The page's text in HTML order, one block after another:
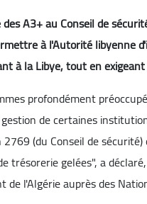
A3+ au Conseil de
à l'Autorité libyenne
à la Libye, tout en
profondément
de certaines
(du Conseil de
trésorerie gelées", a
de l'Algérie auprès des